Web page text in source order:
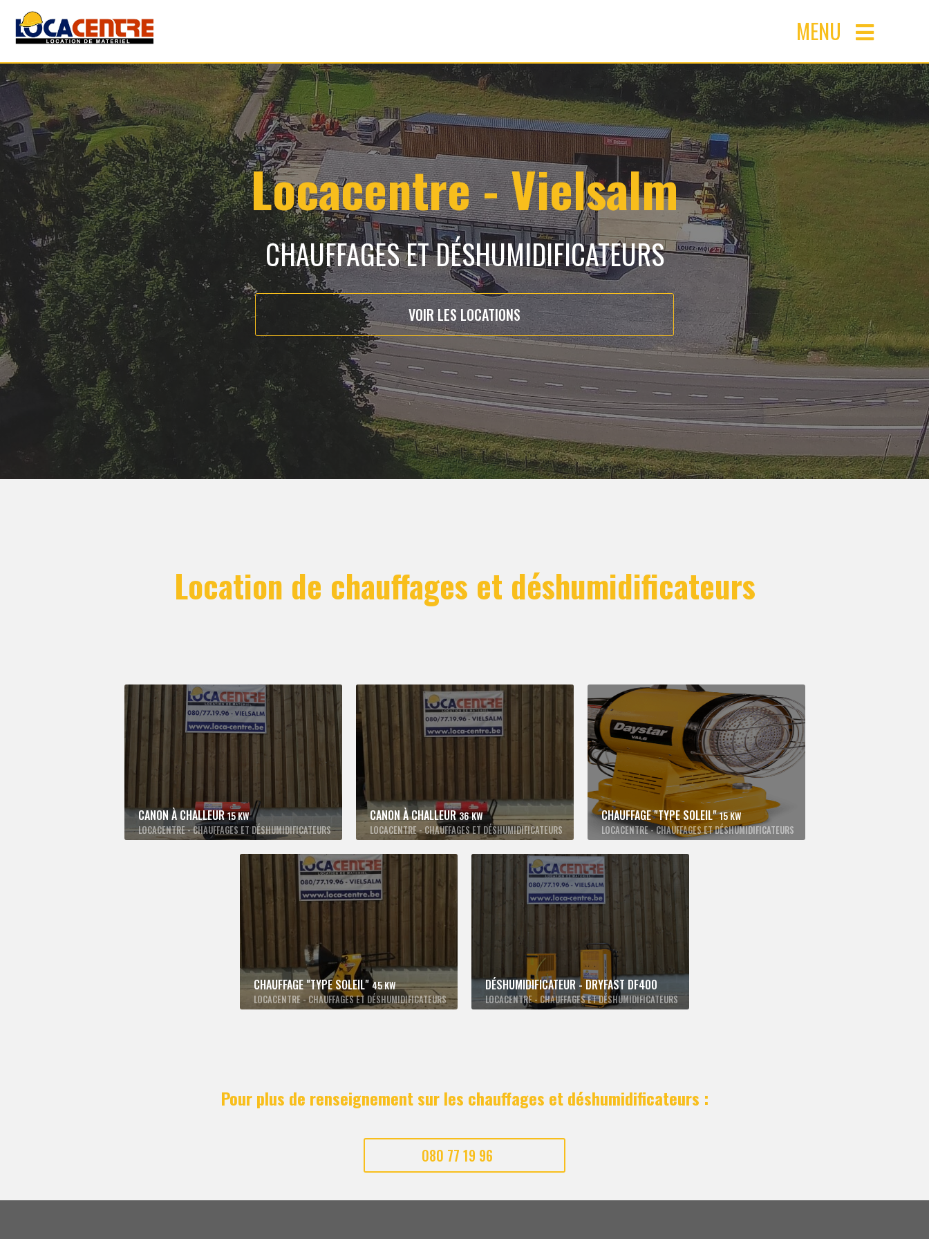
MENU
Locacentre - Vielsalm
CHAUFFAGES ET DÉSHUMIDIFICATEURS
VOIR LES LOCATIONS
Location de chauffages et déshumidificateurs
CANON À CHALLEUR15 KW
LOCACENTRE - CHAUFFAGES ET DÉSHUMIDIFICATEURS
CANON À CHALLEUR36 KW
LOCACENTRE - CHAUFFAGES ET DÉSHUMIDIFICATEURS
CHAUFFAGE "TYPE SOLEIL"15 KW
LOCACENTRE - CHAUFFAGES ET DÉSHUMIDIFICATEURS
CHAUFFAGE "TYPE SOLEIL" 45 KW
LOCACENTRE - CHAUFFAGES ET DÉSHUMIDIFICATEURS
DÉSHUMIDIFICATEUR - DRYFAST DF400
LOCACENTRE - CHAUFFAGES ET DÉSHUMIDIFICATEURS
Pour plus de renseignement sur les chauffages et déshumidificateurs :
080 77 19 96